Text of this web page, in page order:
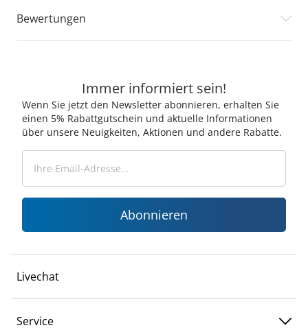
Bewertungen
Immer informiert sein!
Wenn Sie jetzt den Newsletter abonnieren, erhalten Sie
einen 5% Rabattgutschein und aktuelle Informationen
über unsere Neuigkeiten, Aktionen und andere Rabatte.
Abonnieren
Livechat
Service